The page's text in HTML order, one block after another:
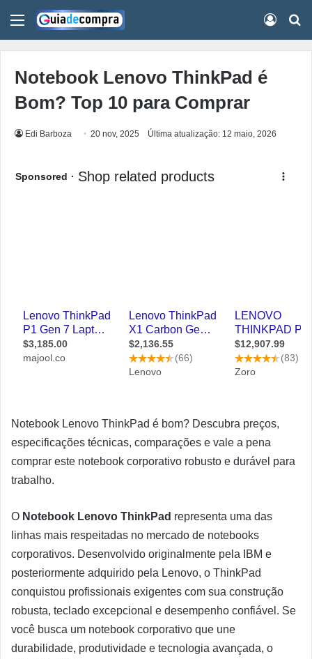
Menu
Notebook Lenovo ThinkPad é
Bom? Top 10 para Comprar
Edi Barboza 20 nov, 2025 Última atualização: 12 maio, 2026
Notebook Lenovo ThinkPad é bom? Descubra preços,
especificações técnicas, comparações e vale a pena
comprar este notebook corporativo robusto e durável para
trabalho.
O Notebook Lenovo ThinkPad representa uma das
linhas mais respeitadas no mercado de notebooks
corporativos. Desenvolvido originalmente pela IBM e
posteriormente adquirido pela Lenovo, o ThinkPad
conquistou profissionais exigentes com sua construção
robusta, teclado excepcional e desempenho confiável. Se
você busca um notebook corporativo que une
durabilidade, produtividade e tecnologia avançada, o